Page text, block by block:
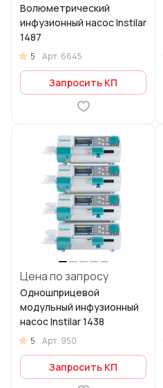
Волюметрический
инфузионный насос Instilar
1487
5 Арт. 6645
Запросить КП
Цена по запросу
Одношприцевой
модульный инфузионный
насос Instilar 1438
5 Арт. 950
Запросить КП